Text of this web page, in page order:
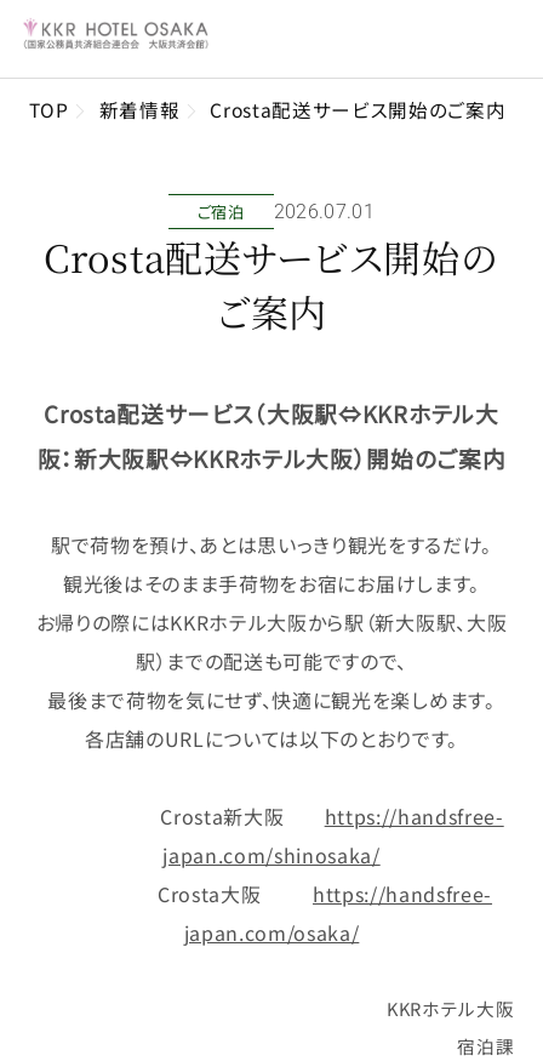
TOP 新着情報 Crosta配送サービス開始のご案内
Crosta配送サービス開始の
ご案内
2026年07月01日
ご宿泊
Crosta配送サービス（大阪駅⇔KKRホテル大
阪：新大阪駅⇔KKRホテル大阪）開始のご案内
駅で荷物を預け、あとは思いっきり観光をするだけ。
観光後はそのまま手荷物をお宿にお届けします。
お帰りの際にはKKRホテル大阪から駅（新大阪駅、大阪
駅）までの配送も可能ですので、
最後まで荷物を気にせず、快適に観光を楽しめます。
各店舗のURLについては以下のとおりです。
Crosta新大阪 https://handsfree-
japan.com/shinosaka/
Crosta大阪 https://handsfree-
japan.com/osaka/
KKRホテル大阪
宿泊課